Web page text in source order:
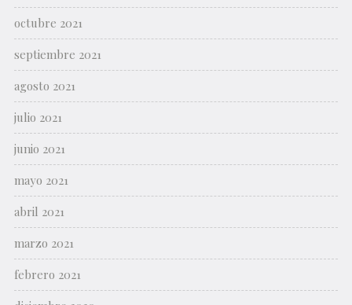
octubre 2021
septiembre 2021
agosto 2021
julio 2021
junio 2021
mayo 2021
abril 2021
marzo 2021
febrero 2021